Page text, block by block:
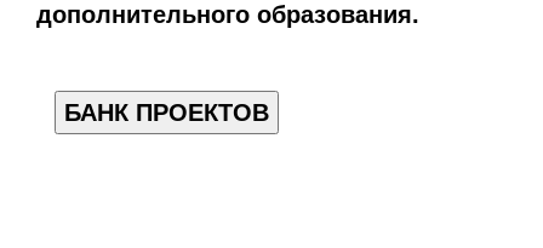
дополнительного образования.
БАНК ПРОЕКТОВ